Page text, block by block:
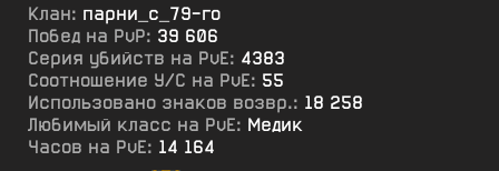
Клан: парни_с_79-го
Побед на PvP: 39 606
Серия убийств на PvE: 4383
Соотношение У/С на PvE: 55
Использовано знаков возвр.: 18 258
Любимый класс на PvE: Медик
Часов на PvE: 14 164